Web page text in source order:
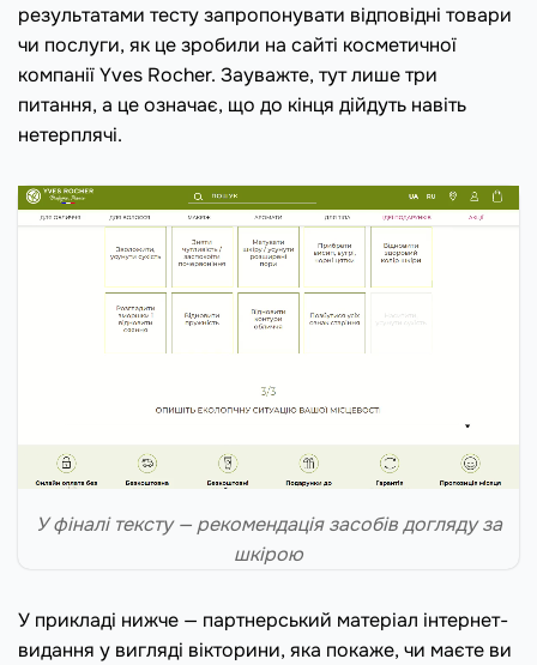
результатами тесту запропонувати відповідні товари
чи послуги, як це зробили на сайті косметичної
компанії Yves Rocher. Зауважте, тут лише три
питання, а це означає, що до кінця дійдуть навіть
нетерплячі.
У фіналі тексту — рекомендація засобів догляду за
шкірою
У прикладі нижче — партнерський матеріал інтернет-
видання у вигляді вікторини, яка покаже, чи маєте ви